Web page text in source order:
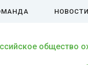
НОВОСТИ